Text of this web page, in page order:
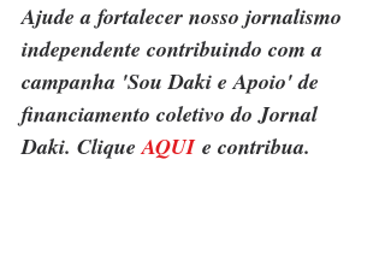
Ajude a fortalecer nosso jornalismo
independente contribuindo com a
campanha 'Sou Daki e Apoio' de
financiamento coletivo do Jornal
Daki. Clique AQUI e contribua.